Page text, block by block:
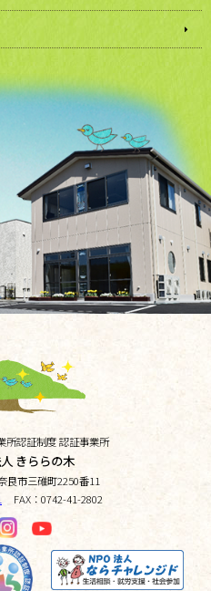
所認証制度 認証事業所
きららの木
良市三碓町2250番11
FAX： 0742-41-2802